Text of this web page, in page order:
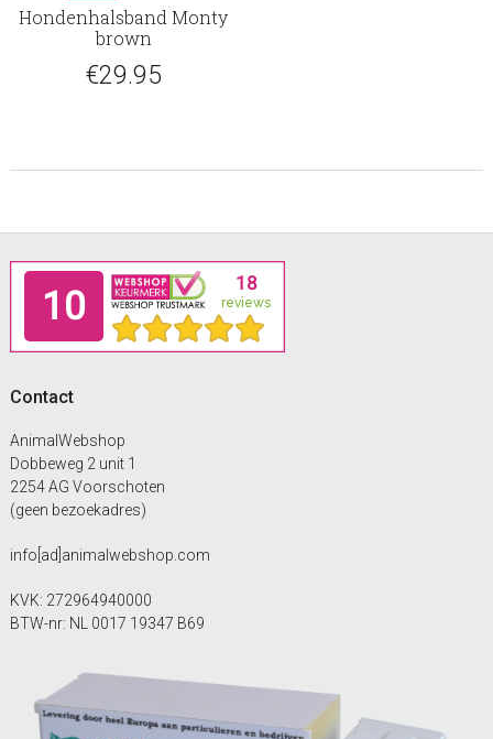
Hondenhalsband Monty
brown
€29.95
Footer
Contact
AnimalWebshop
Dobbeweg 2 unit 1
2254 AG Voorschoten
(geen bezoekadres)
info[ad]animalwebshop.com
KVK: 272964940000
BTW-nr: NL 0017 19347 B69